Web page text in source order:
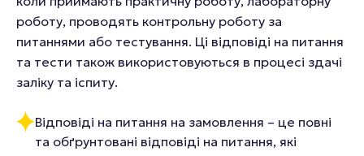
роботу, проводять контрольну роботу за
питаннями або тестування. Ці відповіді на питання
та тести також використовуються в процесі здачі
заліку та іспиту.
Відповіді на питання на замовлення – це повні
та обґрунтовані відповіді на питання, які